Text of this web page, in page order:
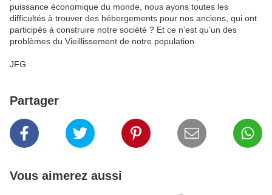
puissance économique du monde, nous ayons toutes les
difficultés à trouver des hébergements pour nos anciens, qui ont
participés à construire notre société ? Et ce n’est qu’un des
problèmes du Vieillissement de notre population.
JFG
Partager
Vous aimerez aussi